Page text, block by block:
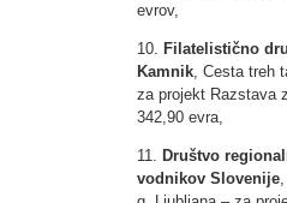
evrov,
10. Filatelistično
Kamnik, Cesta treh
za projekt Razstava
342,90 evra,
11. Društvo
vodnikov Slovenije